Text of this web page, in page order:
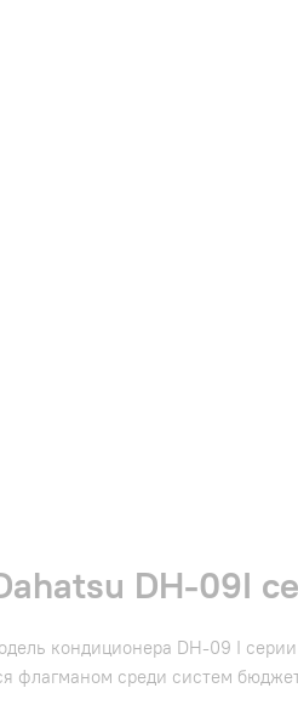
DH-09I
кондиционера DH-09 I
флагманом среди систем